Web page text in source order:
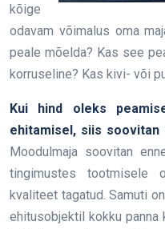
kõige
odavam võimalus oma
peale mõelda? Kas see
korruseline? Kas kivi- või
Kui hind oleks
ehitamisel, siis soovitan
Moodulmaja soovitan
tingimustes tootmisele
kvaliteet tagatud. Samuti
ehitusobjektil kokku panna